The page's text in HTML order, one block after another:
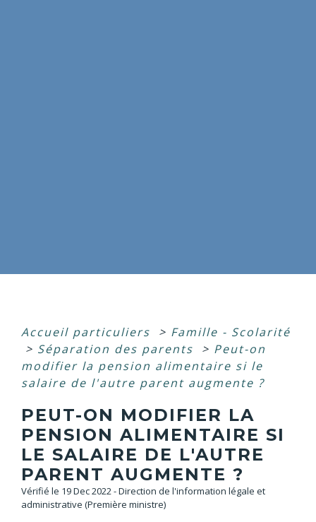
Accueil particuliers > Famille - Scolarité
> Séparation des parents > Peut-on
modifier la pension alimentaire si le
salaire de l'autre parent augmente ?
PEUT-ON MODIFIER LA
PENSION ALIMENTAIRE SI
LE SALAIRE DE L'AUTRE
PARENT AUGMENTE ?
Vérifié le 19 Dec 2022 - Direction de l'information légale et
administrative (Première ministre)